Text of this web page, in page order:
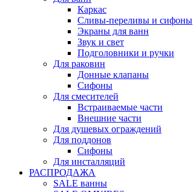
Каркас
Сливы-переливы и сифоны
Экраны для ванн
Звук и свет
Подголовники и ручки
Для раковин
Донные клапаны
Сифоны
Для смесителей
Встраиваемые части
Внешние части
Для душевых ограждений
Для поддонов
Сифоны
Для инсталляций
РАСПРОДАЖА
SALE ванны